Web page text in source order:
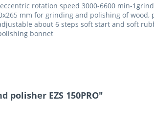
rotation speed 3000-6600 min-
mm for grinding and polishing of
about 6 steps soft start and soft
bonnet
EZS 150PRO"